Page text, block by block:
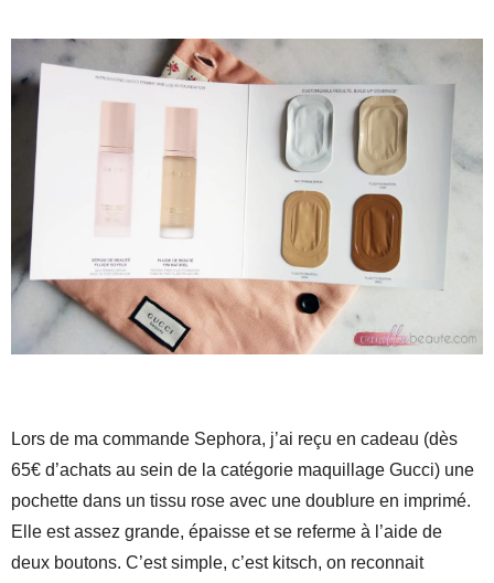
Lors de ma commande Sephora, j’ai reçu en cadeau (dès
65€ d’achats au sein de la catégorie maquillage Gucci) une
pochette dans un tissu rose avec une doublure en imprimé.
Elle est assez grande, épaisse et se referme à l’aide de
deux boutons. C’est simple, c’est kitsch, on reconnait